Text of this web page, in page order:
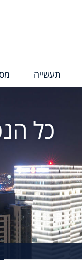
תעשייה
כל